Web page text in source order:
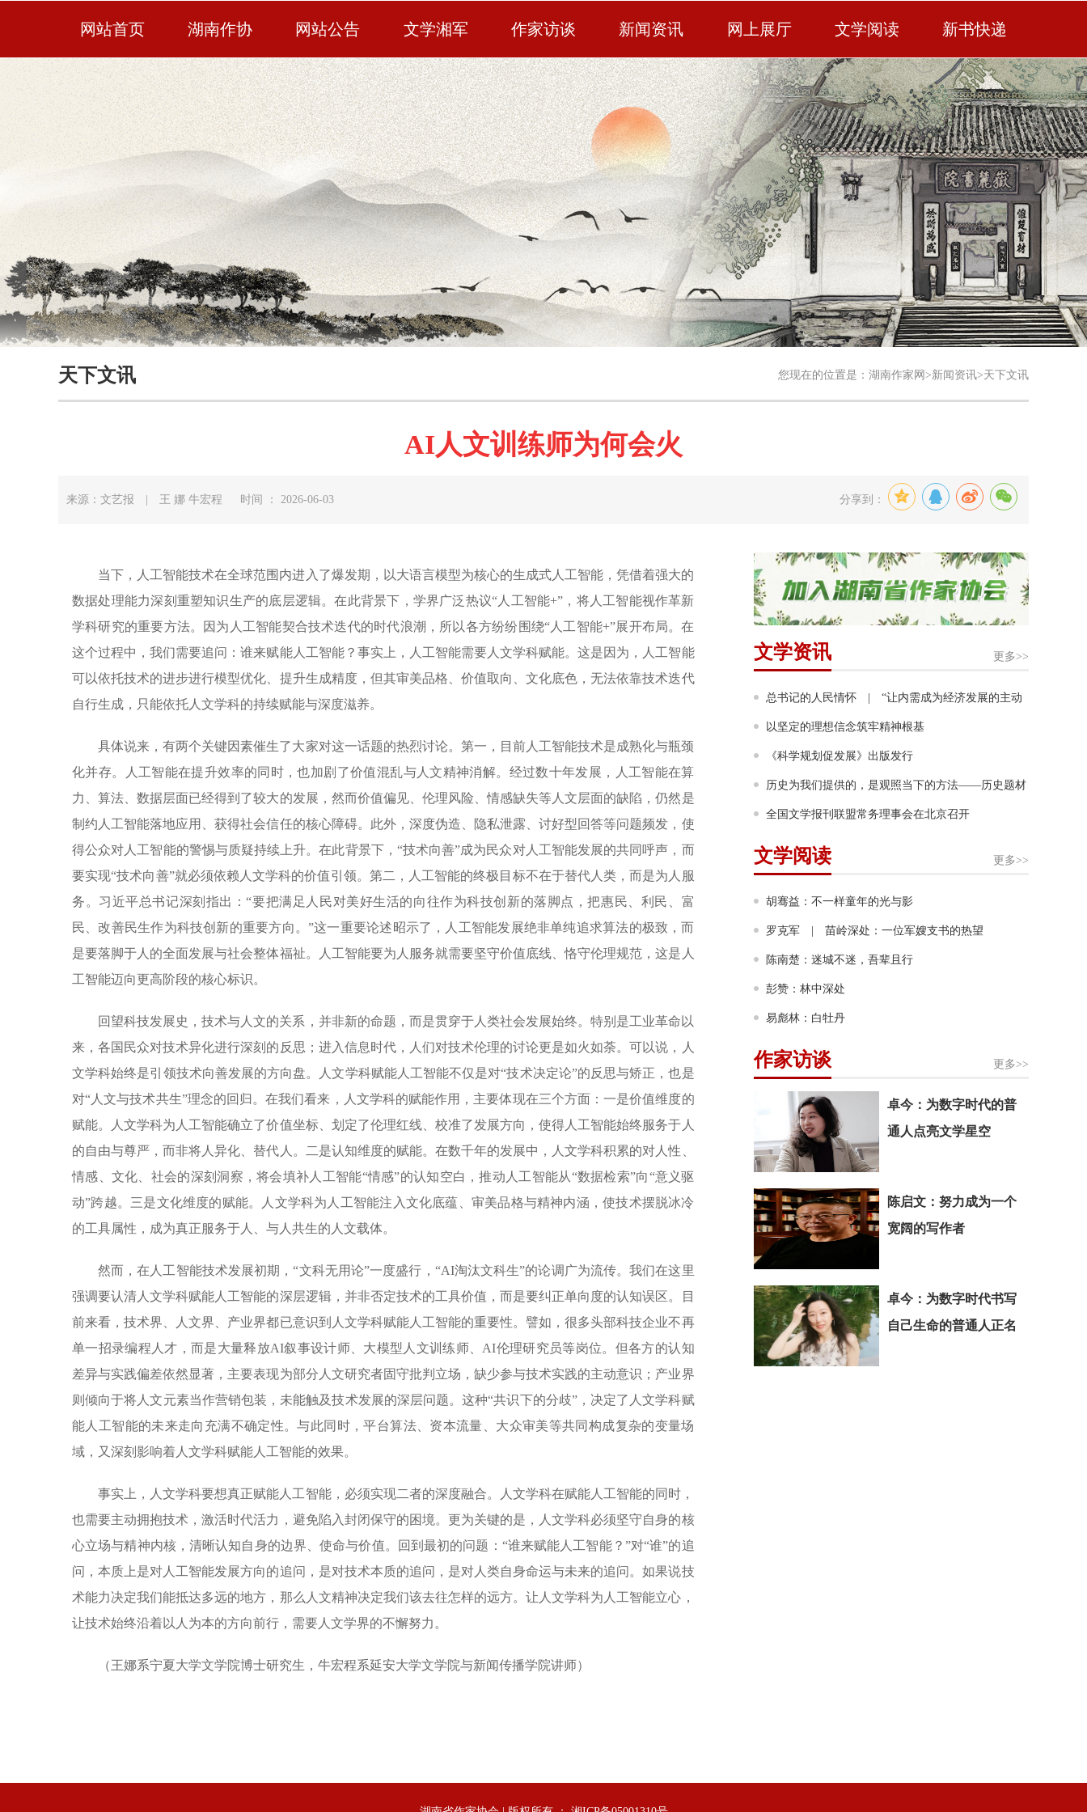
网站首页 湖南作协 网站公告 文学湘军 作家访谈 新闻资讯 网上展厅 文学阅读 新书快递
天下文讯 您现在的位置是： 湖南作家网 >新闻资讯>天下文讯
AI人文训练师为何会火
来源：文艺报 | 王 娜 牛宏程 时间 ： 2026-06-03 分享到：
当下，人工智能技术在全球范围内进入了爆发期，以大语言模型为核心的生成式人工智能，凭借着强大的
数据处理能力深刻重塑知识生产的底层逻辑。在此背景下，学界广泛热议“人工智能+”，将人工智能视作革新
学科研究的重要方法。因为人工智能契合技术迭代的时代浪潮，所以各方纷纷围绕“人工智能+”展开布局。在
这个过程中，我们需要追问：谁来赋能人工智能？事实上，人工智能需要人文学科赋能。这是因为，人工智能
可以依托技术的进步进行模型优化、提升生成精度，但其审美品格、价值取向、文化底色，无法依靠技术迭代
自行生成，只能依托人文学科的持续赋能与深度滋养。
具体说来，有两个关键因素催生了大家对这一话题的热烈讨论。第一，目前人工智能技术是成熟化与瓶颈
化并存。人工智能在提升效率的同时，也加剧了价值混乱与人文精神消解。经过数十年发展，人工智能在算
力、算法、数据层面已经得到了较大的发展，然而价值偏见、伦理风险、情感缺失等人文层面的缺陷，仍然是
制约人工智能落地应用、获得社会信任的核心障碍。此外，深度伪造、隐私泄露、讨好型回答等问题频发，使
得公众对人工智能的警惕与质疑持续上升。在此背景下，“技术向善”成为民众对人工智能发展的共同呼声，而
要实现“技术向善”就必须依赖人文学科的价值引领。第二，人工智能的终极目标不在于替代人类，而是为人服
务。习近平总书记深刻指出：“要把满足人民对美好生活的向往作为科技创新的落脚点，把惠民、利民、富
民、改善民生作为科技创新的重要方向。”这一重要论述昭示了，人工智能发展绝非单纯追求算法的极致，而
是要落脚于人的全面发展与社会整体福祉。人工智能要为人服务就需要坚守价值底线、恪守伦理规范，这是人
工智能迈向更高阶段的核心标识。
回望科技发展史，技术与人文的关系，并非新的命题，而是贯穿于人类社会发展始终。特别是工业革命以
来，各国民众对技术异化进行深刻的反思；进入信息时代，人们对技术伦理的讨论更是如火如荼。可以说，人
文学科始终是引领技术向善发展的方向盘。人文学科赋能人工智能不仅是对“技术决定论”的反思与矫正，也是
对“人文与技术共生”理念的回归。在我们看来，人文学科的赋能作用，主要体现在三个方面：一是价值维度的
赋能。人文学科为人工智能确立了价值坐标、划定了伦理红线、校准了发展方向，使得人工智能始终服务于人
的自由与尊严，而非将人异化、替代人。二是认知维度的赋能。在数千年的发展中，人文学科积累的对人性、
情感、文化、社会的深刻洞察，将会填补人工智能“情感”的认知空白，推动人工智能从“数据检索”向“意义驱
动”跨越。三是文化维度的赋能。人文学科为人工智能注入文化底蕴、审美品格与精神内涵，使技术摆脱冰冷
的工具属性，成为真正服务于人、与人共生的人文载体。
然而，在人工智能技术发展初期，“文科无用论”一度盛行，“AI淘汰文科生”的论调广为流传。我们在这里
强调要认清人文学科赋能人工智能的深层逻辑，并非否定技术的工具价值，而是要纠正单向度的认知误区。目
前来看，技术界、人文界、产业界都已意识到人文学科赋能人工智能的重要性。譬如，很多头部科技企业不再
单一招录编程人才，而是大量释放AI叙事设计师、大模型人文训练师、AI伦理研究员等岗位。但各方的认知
差异与实践偏差依然显著，主要表现为部分人文研究者固守批判立场，缺少参与技术实践的主动意识；产业界
则倾向于将人文元素当作营销包装，未能触及技术发展的深层问题。这种“共识下的分歧”，决定了人文学科赋
能人工智能的未来走向充满不确定性。与此同时，平台算法、资本流量、大众审美等共同构成复杂的变量场
域，又深刻影响着人文学科赋能人工智能的效果。
事实上，人文学科要想真正赋能人工智能，必须实现二者的深度融合。人文学科在赋能人工智能的同时，
也需要主动拥抱技术，激活时代活力，避免陷入封闭保守的困境。更为关键的是，人文学科必须坚守自身的核
心立场与精神内核，清晰认知自身的边界、使命与价值。回到最初的问题：“谁来赋能人工智能？”对“谁”的追
问，本质上是对人工智能发展方向的追问，是对技术本质的追问，是对人类自身命运与未来的追问。如果说技
术能力决定我们能抵达多远的地方，那么人文精神决定我们该去往怎样的远方。让人文学科为人工智能立心，
让技术始终沿着以人为本的方向前行，需要人文学界的不懈努力。
（王娜系宁夏大学文学院博士研究生，牛宏程系延安大学文学院与新闻传播学院讲师）
更多>>
文学资讯
总书记的人民情怀 | “让内需成为经济发展的主动
力”
以坚定的理想信念筑牢精神根基
《科学规划促发展》出版发行
历史为我们提供的，是观照当下的方法——历史题材
非虚构写作多人谈
全国文学报刊联盟常务理事会在北京召开
更多>>
文学阅读
胡骞益：不一样童年的光与影
罗克军 | 苗岭深处：一位军嫂支书的热望
陈南楚：迷城不迷，吾辈且行
彭赞：林中深处
易彪林：白牡丹
更多>>
作家访谈
卓今：为数字时代的普
通人点亮文学星空
陈启文：努力成为一个
宽阔的写作者
卓今：为数字时代书写
自己生命的普通人正名